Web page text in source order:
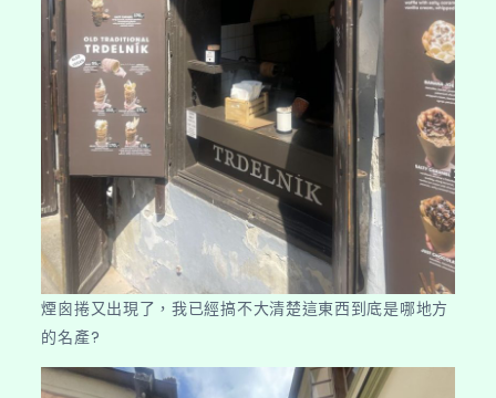
煙囪捲又出現了，我已經搞不大清楚這東西到底是哪地方
的名產?